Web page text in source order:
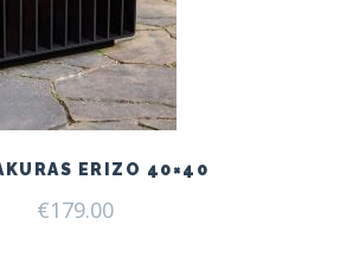
ERIZO 40×40
€179.00